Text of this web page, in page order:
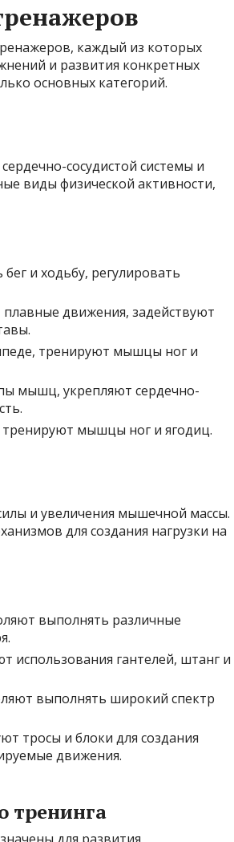
каждый из которых
и развития конкретных
основных категорий.
сосудистой системы и
виды физической активности,
и ходьбу, регулировать
плавные движения, задействуют
тренируют мышцы ног и
мышц, укрепляют сердечно-
мышцы ног и ягодиц.
и увеличения мышечной массы.
для создания нагрузки на
выполнять различные
использования гантелей, штанг и
выполнять широкий спектр
тросы и блоки для создания
движения.
тренинга